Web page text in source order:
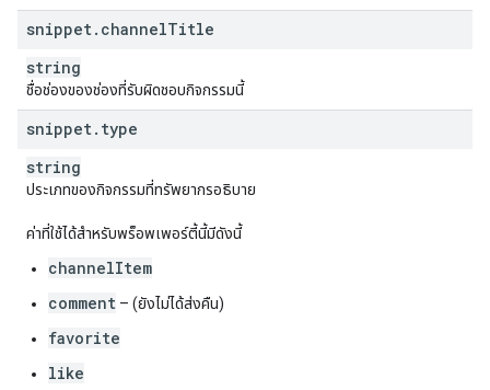
snippet. channelTitle
string
ชื่อช่องของช่องที่รับผิดชอบกิจกรรมนี้
snippet. type
string
ประเภทของกิจกรรมที่ทรัพยากรอธิบาย
ค่าที่ใช้ได้สำหรับพร็อพเพอร์ตี้นี้มีดังนี้
channelItem
comment – (ยังไม่ได้ส่งคืน)
favorite
like